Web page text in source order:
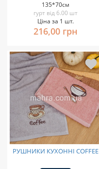
135*70см
гурт від 6.00 шт
Ціна за 1 шт.
216,00 грн
РУШНИКИ КУХОННІ COFFEE